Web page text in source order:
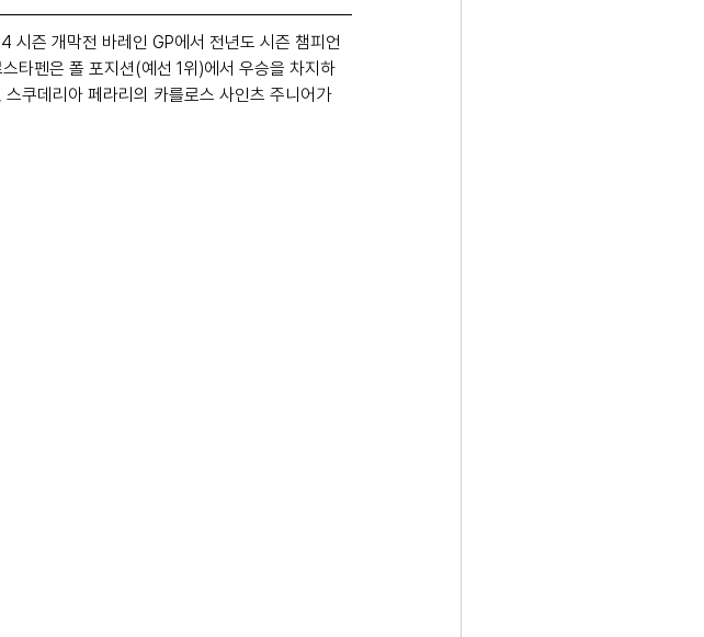
시즌 개막전 바레인 GP에서 전년도 시즌 챔피언
타펜은 폴 포지션(예선 1위)에서 우승을 차지하
쿠데리아 페라리의 카를로스 사인츠 주니어가